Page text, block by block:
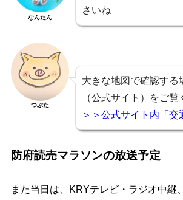
なんたん
さいね
つぶた
大きな地図で確認する
（公式サイト）をご覧
＞＞公式サイト内「交
防府読売マラソンの放送予定
また当日は、KRYテレビ・ラジオ中継